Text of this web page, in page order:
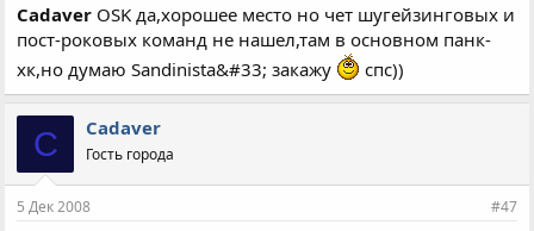
Cadaver OSK да,хорошее место но чет шугейзинговых и
пост-роковых команд не нашел,там в основном панк-
хк,но думаю Sandinista&#33; закажу
спс))
C Cadaver
Гость города
5 Дек 2008 #47